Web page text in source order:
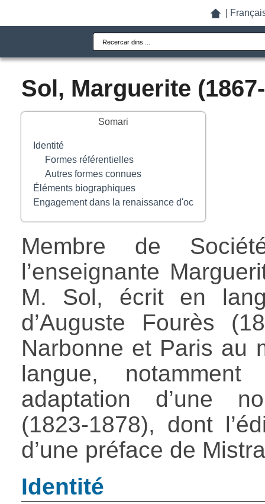
Sol, Marguerite
Somari
Identité
Formes référentielles
Autres formes connues
Éléments biographiques
Engagement dans la renaissance d'oc
Membre de
l’enseignante
M. Sol, écrit en
d’Auguste Fourès
Narbonne et Paris au
langue,
adaptation d’une
(1823-1878), dont
d’une préface de
Identité